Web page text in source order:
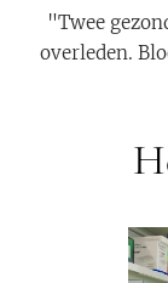
"Twee
overleden.